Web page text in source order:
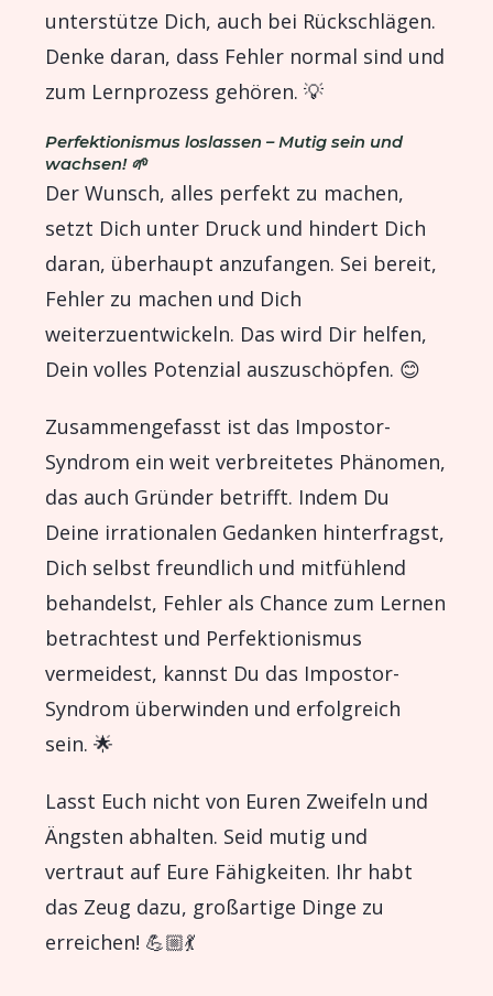
unterstütze Dich, auch bei Rückschlägen.
Denke daran, dass Fehler normal sind und
zum Lernprozess gehören. 💡
Perfektionismus loslassen – Mutig sein und
wachsen! 🌱
Der Wunsch, alles perfekt zu machen,
setzt Dich unter Druck und hindert Dich
daran, überhaupt anzufangen. Sei bereit,
Fehler zu machen und Dich
weiterzuentwickeln. Das wird Dir helfen,
Dein volles Potenzial auszuschöpfen. 😊
Zusammengefasst ist das Impostor-
Syndrom ein weit verbreitetes Phänomen,
das auch Gründer betrifft. Indem Du
Deine irrationalen Gedanken hinterfragst,
Dich selbst freundlich und mitfühlend
behandelst, Fehler als Chance zum Lernen
betrachtest und Perfektionismus
vermeidest, kannst Du das Impostor-
Syndrom überwinden und erfolgreich
sein. 🌟
Lasst Euch nicht von Euren Zweifeln und
Ängsten abhalten. Seid mutig und
vertraut auf Eure Fähigkeiten. Ihr habt
das Zeug dazu, großartige Dinge zu
erreichen! 💪🏼💃